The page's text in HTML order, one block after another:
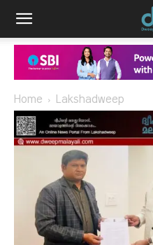
Home Lakshadweep